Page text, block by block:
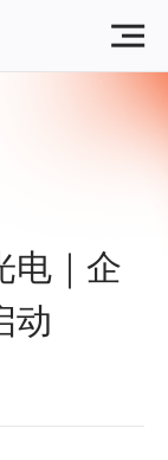
电｜企
动